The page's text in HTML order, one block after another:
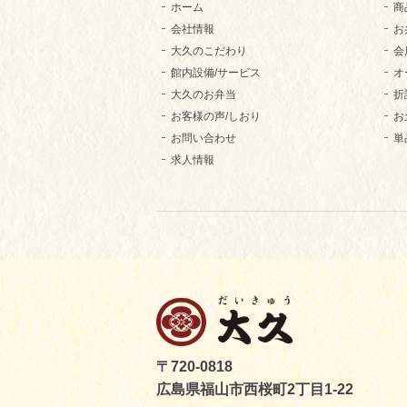
ホーム
会社情報
大久のこだわり
館内設備/サービス
大久のお弁当
お客様の声/しおり
お問い合わせ
求人情報
商
お
会
オ
折
お
単
〒720-0818
広島県福山市西桜町2丁目1-22